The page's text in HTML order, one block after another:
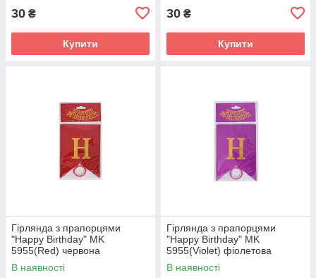
30 ₴
Купити
30 ₴
Купити
Гірлянда з прапорцями
"Happy Birthday" MK
5955(Red) червона
В наявності
Гірлянда з прапорцями
"Happy Birthday" MK
5955(Violet) фіолетова
В наявності